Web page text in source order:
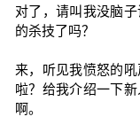
对了，请叫我没脑
的杀技了吗？
来，听见我愤怒的
啦？给我介绍一下
啊。